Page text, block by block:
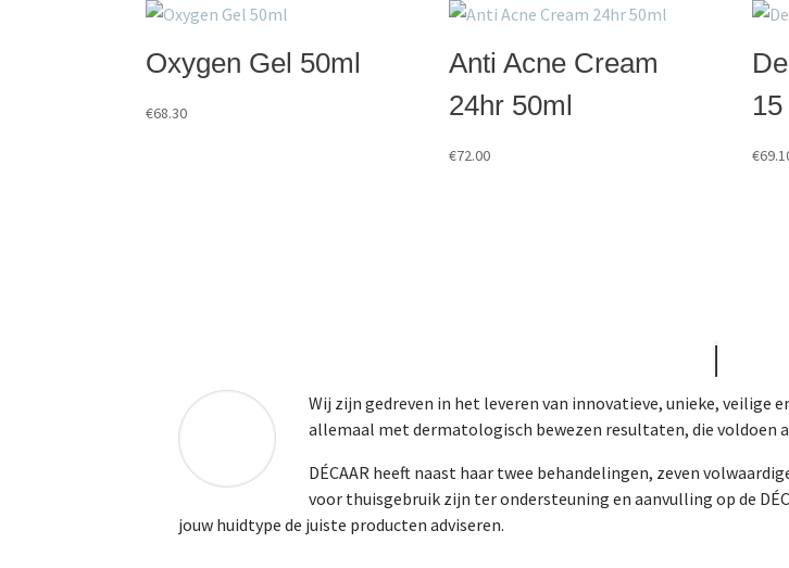
Oxygen Gel 50ml
€68.30
Anti Acne Cream
24hr 50ml
€72.00 €
Wij zijn gedreven in het leveren van innovatieve, unieke, veilige
allemaal met dermatologisch bewezen resultaten, die voldoen
DÉCAAR heeft naast haar twee behandelingen, zeven
voor thuisgebruik zijn ter ondersteuning en aanvulling op de
jouw huidtype de juiste producten adviseren.